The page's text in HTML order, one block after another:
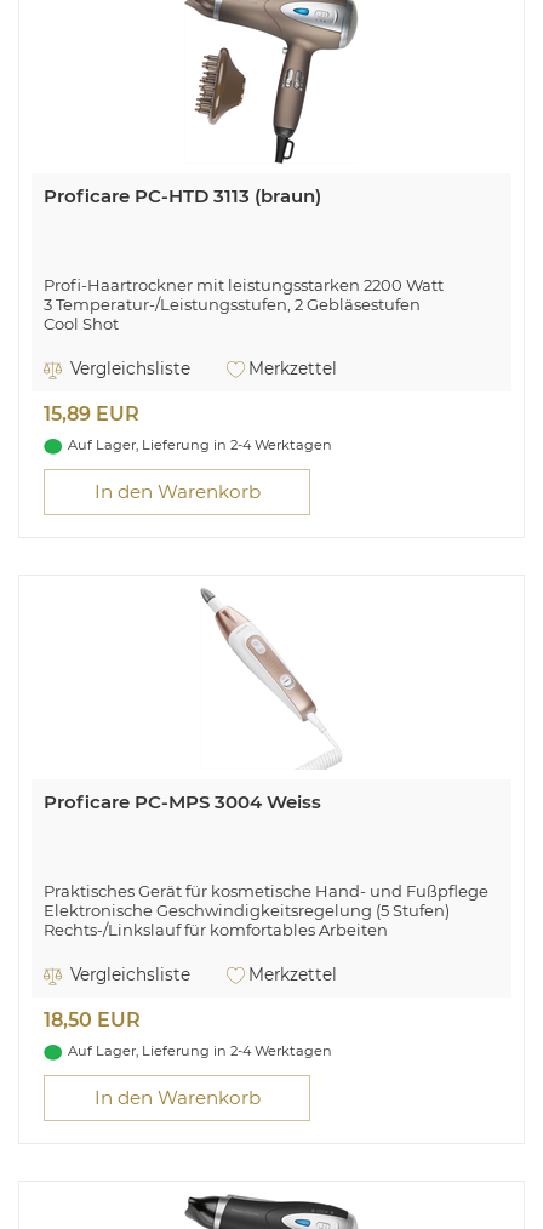
Proficare PC-HTD 3113 (braun)
Profi-Haartrockner mit leistungsstarken 2200 Watt
3 Temperatur-/Leistungsstufen, 2 Gebläsestufen
Cool Shot
Lufteinlassfilter (abnehmbar), Überhitzungsschutz
Aufhängeöse
Vergleichsliste Merkzettel
15,89 EUR
Auf Lager, Lieferung in 2-4 Werktagen
In den Warenkorb
Proficare PC-MPS 3004 Weiss
Praktisches Gerät für kosmetische Hand- und Fußpflege
Elektronische Geschwindigkeitsregelung (5 Stufen)
Rechts-/Linkslauf für komfortables Arbeiten
Umdrehungen)
Soft Touch-Schalter
Praktische Aufbewahrungstasche
Vergleichsliste Merkzettel
18,50 EUR
Auf Lager, Lieferung in 2-4 Werktagen
In den Warenkorb